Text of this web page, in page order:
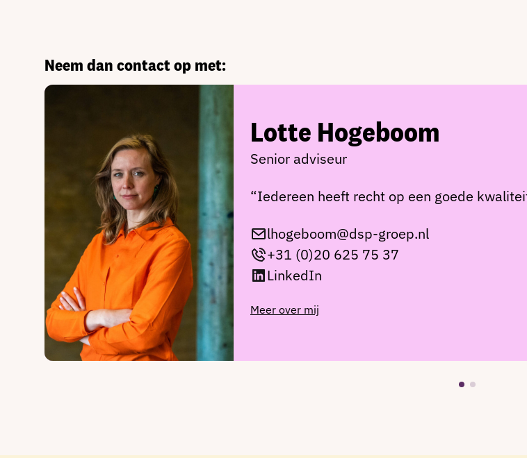
Neem dan contact op met:
Lotte Hogeboom
Senior adviseur
“Iedereen heeft recht op een goede
lhogeboom@dsp-groep.nl
+31 (0)20 625 75 37
LinkedIn
Meer over mij